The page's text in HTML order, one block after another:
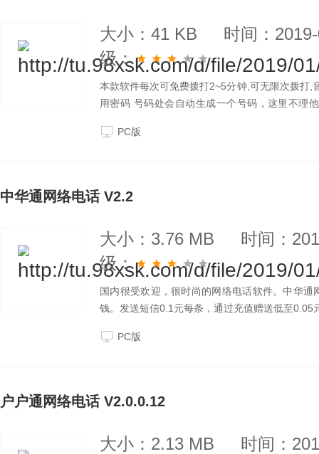
大小：41 KB
时间：
级：
本款软件每次可免费拨打2~5分钟,可无限次拨打
用密码 号码处会自动生成一个号码，这里不理
PC版
中华通网络电话 V2.2
大小：3.76 MB
时间：
级：
国内很受欢迎，很时尚的网络电话软件。中华
钱。发送短信0.1元每条，通过充值赠送低至0.05
PC版
户户通网络电话 V2.0.0.12
大小：2.13 MB
时间：